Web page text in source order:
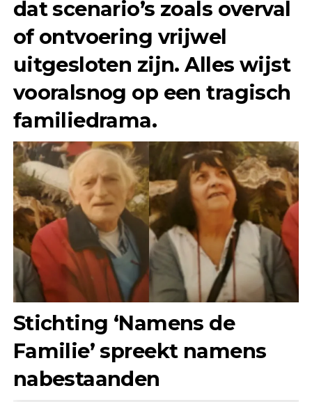
dat scenario’s zoals overval
of ontvoering vrijwel
uitgesloten zijn. Alles wijst
vooralsnog op een tragisch
familiedrama.
Stichting ‘Namens de
Familie’ spreekt namens
nabestaanden